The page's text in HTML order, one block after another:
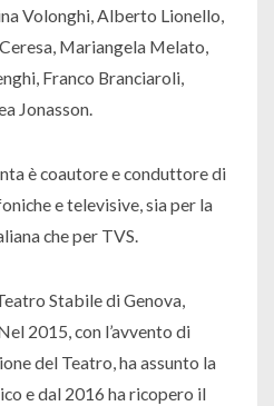
Volonghi, Alberto Lionello,
Mariangela Melato,
Franco Branciaroli,
Jonasson.
è coautore e conduttore di
e televisive, sia per la
che per TVS.
Stabile di Genova,
2015, con l’avvento di
del Teatro, ha assunto la
e dal 2016 ha ricopero il